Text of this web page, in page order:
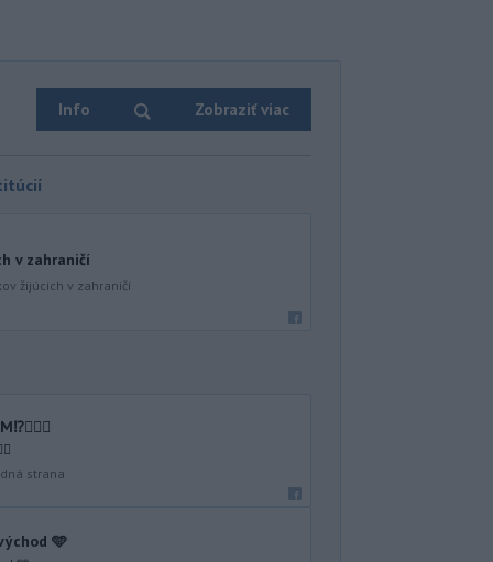
Info Zobraziť viac
v zahraničí
žijúcich v zahraničí
strana
🩵